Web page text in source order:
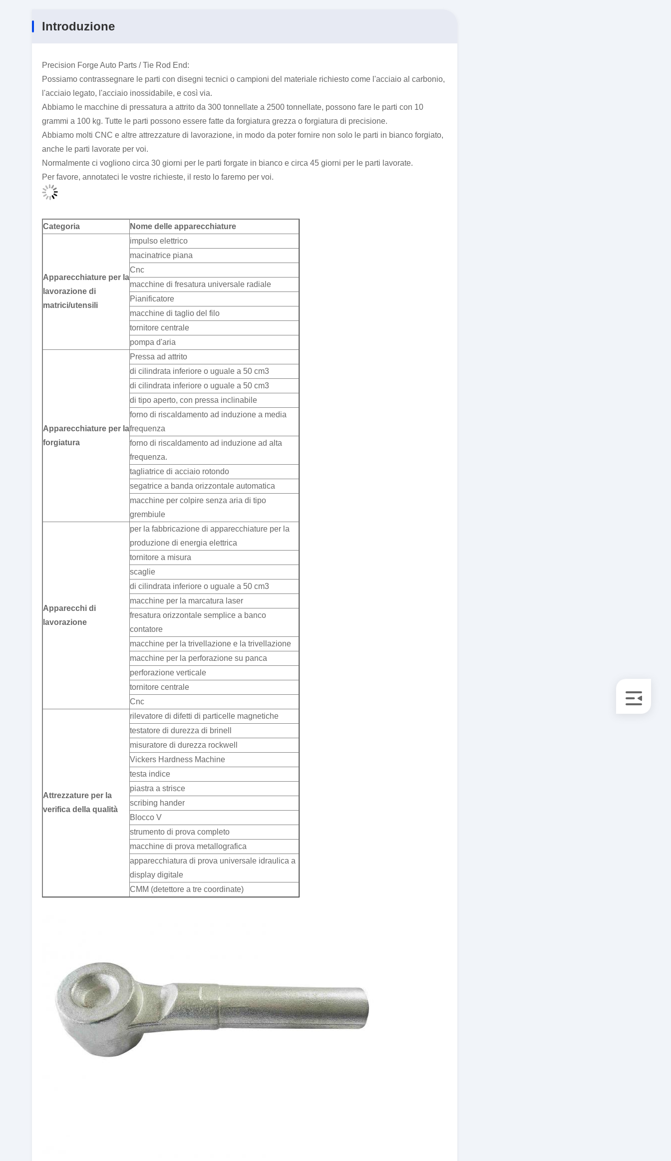
Introduzione
Precision Forge Auto Parts / Tie Rod End:
Possiamo contrassegnare le parti con disegni tecnici o campioni del materiale richiesto come l'acciaio al carbonio,
l'acciaio legato, l'acciaio inossidabile, e così via.
Abbiamo le macchine di pressatura a attrito da 300 tonnellate a 2500 tonnellate, possono fare le parti con 10
grammi a 100 kg. Tutte le parti possono essere fatte da forgiatura grezza o forgiatura di precisione.
Abbiamo molti CNC e altre attrezzature di lavorazione, in modo da poter fornire non solo le parti in bianco forgiato,
anche le parti lavorate per voi.
Normalmente ci vogliono circa 30 giorni per le parti forgate in bianco e circa 45 giorni per le parti lavorate.
Per favore, annotateci le vostre richieste, il resto lo faremo per voi.
Categoria Nome delle apparecchiature
Apparecchiature per la
lavorazione di
matrici/utensili
impulso elettrico
macinatrice piana
Cnc
macchine di fresatura universale radiale
Pianificatore
macchine di taglio del filo
tornitore centrale
pompa d'aria
Apparecchiature per la
forgiatura
Pressa ad attrito
di cilindrata inferiore o uguale a 50 cm3
di cilindrata inferiore o uguale a 50 cm3
di tipo aperto, con pressa inclinabile
forno di riscaldamento ad induzione a media
frequenza
forno di riscaldamento ad induzione ad alta
frequenza.
tagliatrice di acciaio rotondo
segatrice a banda orizzontale automatica
macchine per colpire senza aria di tipo
grembiule
Apparecchi di
lavorazione
per la fabbricazione di apparecchiature per la
produzione di energia elettrica
tornitore a misura
scaglie
di cilindrata inferiore o uguale a 50 cm3
macchine per la marcatura laser
fresatura orizzontale semplice a banco
contatore
macchine per la trivellazione e la trivellazione
macchine per la perforazione su panca
perforazione verticale
tornitore centrale
Cnc
Attrezzature per la
verifica della qualità
rilevatore di difetti di particelle magnetiche
testatore di durezza di brinell
misuratore di durezza rockwell
Vickers Hardness Machine
testa indice
piastra a strisce
scribing hander
Blocco V
strumento di prova completo
macchine di prova metallografica
apparecchiatura di prova universale idraulica a
display digitale
CMM (detettore a tre coordinate)